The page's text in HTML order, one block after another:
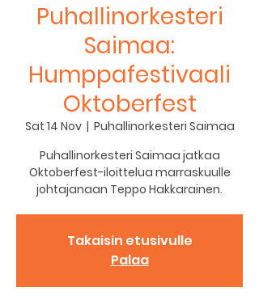
Puhallinorkesteri
Saimaa:
Humppafestivaali
Oktoberfest
Sat 14 Nov
  |
Puhallinorkesteri Saimaa
Puhallinorkesteri Saimaa jatkaa
Oktoberfest-iloittelua marraskuulle
johtajanaan Teppo Hakkarainen.
Takaisin etusivulle
Palaa